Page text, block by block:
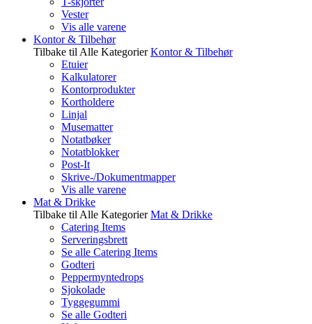
Vester
Vis alle varene
Kontor & Tilbehør
Tilbake til Alle Kategorier Kontor & Tilbehør
Etuier
Kalkulatorer
Kontorprodukter
Kortholdere
Linjal
Musematter
Notatbøker
Notatblokker
Post-It
Skrive-/Dokumentmapper
Vis alle varene
Mat & Drikke
Tilbake til Alle Kategorier Mat & Drikke
Catering Items
Serveringsbrett
Se alle Catering Items
Godteri
Peppermyntedrops
Sjokolade
Tyggegummi
Se alle Godteri